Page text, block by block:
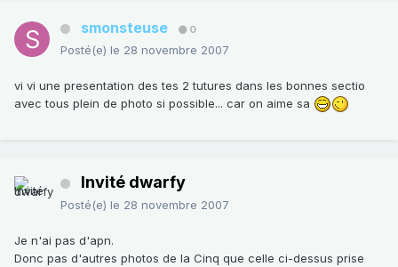
smonsteuse 0
Posté(e) le 28 novembre 2007
vi vi une presentation des tes 2 tutures dans les bonnes sectio
avec tous plein de photo si possible... car on aime sa
Invité dwarfy
Posté(e) le 28 novembre 2007
Je n'ai pas d'apn.
Donc pas d'autres photos de la Cinq que celle ci-dessus prise